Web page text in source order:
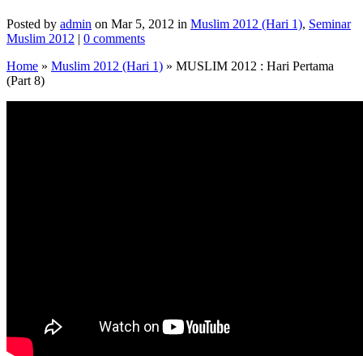
Posted by admin on Mar 5, 2012 in Muslim 2012 (Hari 1), Seminar
Muslim 2012 | 0 comments
Home » Muslim 2012 (Hari 1) » MUSLIM 2012 : Hari Pertama
(Part 8)